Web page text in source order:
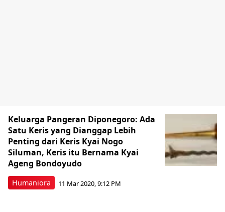
Humaniora
Keluarga Pangeran Diponegoro: Ada
Satu Keris yang Dianggap Lebih
Penting dari Keris Kyai Nogo
Siluman, Keris itu Bernama Kyai
Ageng Bondoyudo
11 Mar 2020, 9:12 PM